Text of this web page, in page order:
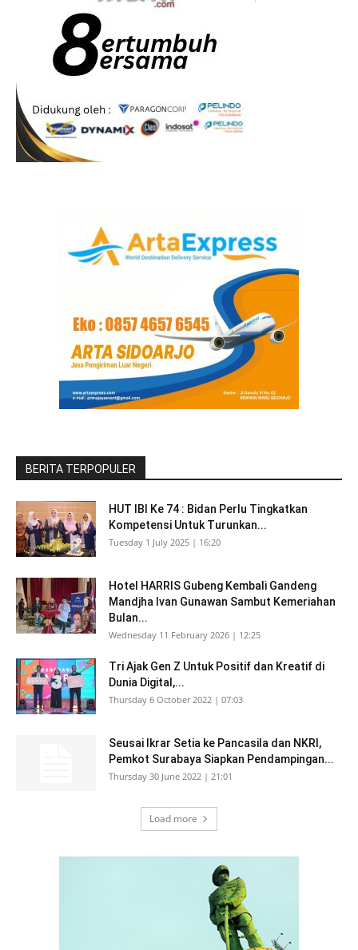
BERITA TERPOPULER
HUT IBI Ke 74 : Bidan Perlu Tingkatkan
Kompetensi Untuk Turunkan...
Tuesday 1 July 2025 | 16:20
Hotel HARRIS Gubeng Kembali Gandeng
Mandjha Ivan Gunawan Sambut Kemeriahan
Bulan...
Wednesday 11 February 2026 | 12:25
Tri Ajak Gen Z Untuk Positif dan Kreatif di
Dunia Digital,...
Thursday 6 October 2022 | 07:03
Seusai Ikrar Setia ke Pancasila dan NKRI,
Pemkot Surabaya Siapkan Pendampingan...
Thursday 30 June 2022 | 21:01
Load more